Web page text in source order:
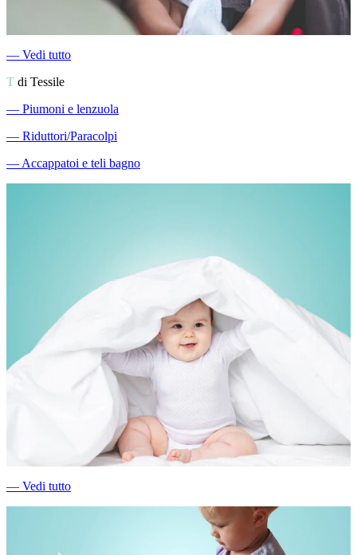
― Vedi tutto
T di Tessile
― Piumoni e lenzuola
― Riduttori/Paracolpi
―Accappatoi e teli bagno
― Vedi tutto